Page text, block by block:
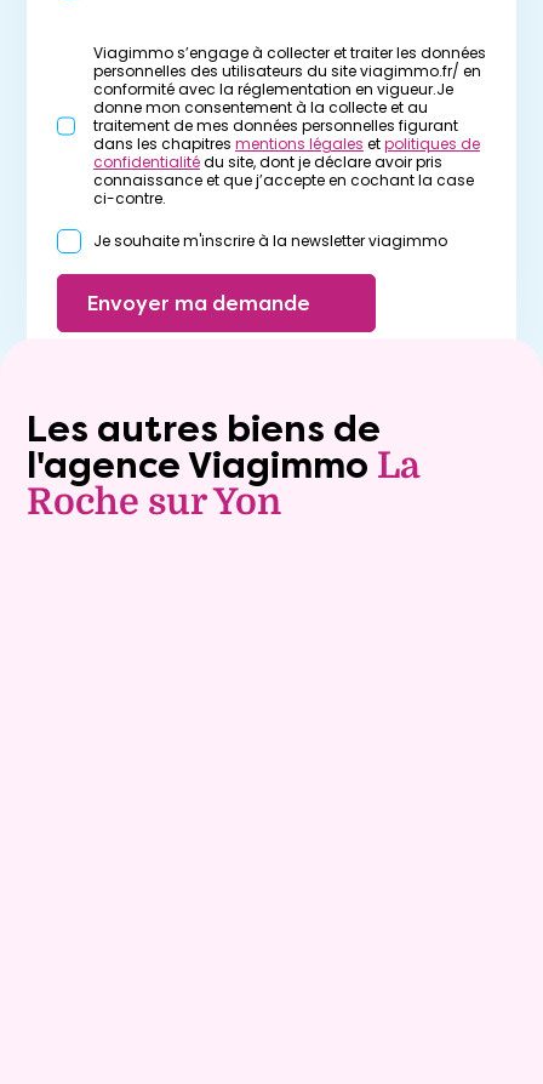
Viagimmo s’engage à collecter et traiter les données
personnelles des utilisateurs du site viagimmo.fr/ en
conformité avec la réglementation en vigueur.Je
donne mon consentement à la collecte et au
traitement de mes données personnelles figurant
dans les chapitres mentions légales etpolitiques de
confidentialitédu site, dont je déclare avoir pris
connaissance et que j’accepte en cochant la case
ci-contre.
Je souhaite m'inscrire à la newsletter viagimmo
Envoyer ma demande
Les autres biens de
l'agence Viagimmo La
Roche sur Yon